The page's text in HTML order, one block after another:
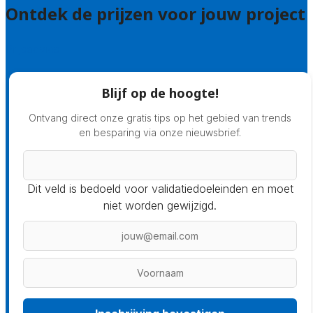
Ontdek de prijzen voor jouw project
Blijf op de hoogte!
Ontvang direct onze gratis tips op het gebied van trends
en besparing via onze nieuwsbrief.
Dit veld is bedoeld voor validatiedoeleinden en moet
niet worden gewijzigd.